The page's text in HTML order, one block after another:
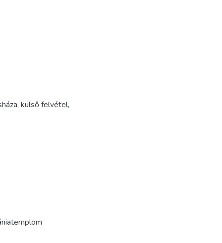
, külső felvétel,